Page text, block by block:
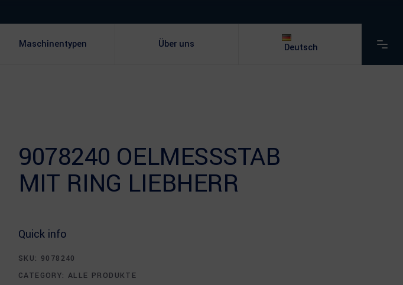
Maschinentypen Über uns Deutsch
9078240 OELMESSSTAB
MIT RING LIEBHERR
Quick info
SKU: 9078240
CATEGORY:ALLE PRODUKTE